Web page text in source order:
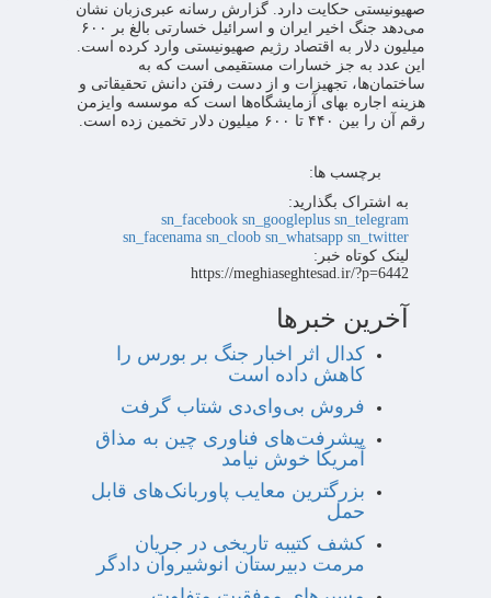
صهیونیستی حکایت دارد. گزارش رسانه عبری‌زبان نشان
می‌دهد جنگ اخیر ایران و اسرائیل خسارتی بالغ بر ۶۰۰
میلیون دلار به اقتصاد رژیم صهیونیستی وارد کرده است.
این عدد به جز خسارات مستقیمی است که به
ساختمان‌ها،‌ تجهیزات و از دست رفتن دانش تحقیقاتی و
هزینه اجاره بهای آزمایشگاه‌ها است که موسسه وایزمن
رقم آن را بین ۴۴۰ تا ۶۰۰ میلیون دلار تخمین زده است.
برچسب ها:
به اشتراک بگذارید:
sn_facebook sn_googleplus sn_telegram
sn_facenama sn_cloob sn_whatsapp sn_twitter
لینک کوتاه خبر:
https://meghiaseghtesad.ir/?p=6442
آخرین خبرها
کدال اثر اخبار جنگ بر بورس را
کاهش داده است
فروش بی‌وای‌دی شتاب گرفت
پیشرفت‌های فناوری چین به مذاق
آمریکا خوش نیامد
بزرگترین معایب پاوربانک‌های قابل
حمل
کشف کتیبه تاریخی در جریان
مرمت دبیرستان انوشیروان دادگر